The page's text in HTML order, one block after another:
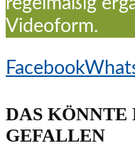
Videoform.
Facebook
DAS KÖNNTE
GEFALLEN